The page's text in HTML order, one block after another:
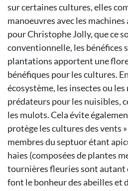
sur certaines cultures, elles
manoeuvres avec les
pour Christophe Jolly, que ce
conventionnelle, les bénéfices
plantations apportent une
bénéfiques pour les cultures.
écosystème, les insectes ou
prédateurs pour les nuisibles,
les mulots. Cela évite
protège les cultures des vents
membres du septuor étant
haies (composées de plantes
tournières fleuries sont autant
font le bonheur des abeilles et